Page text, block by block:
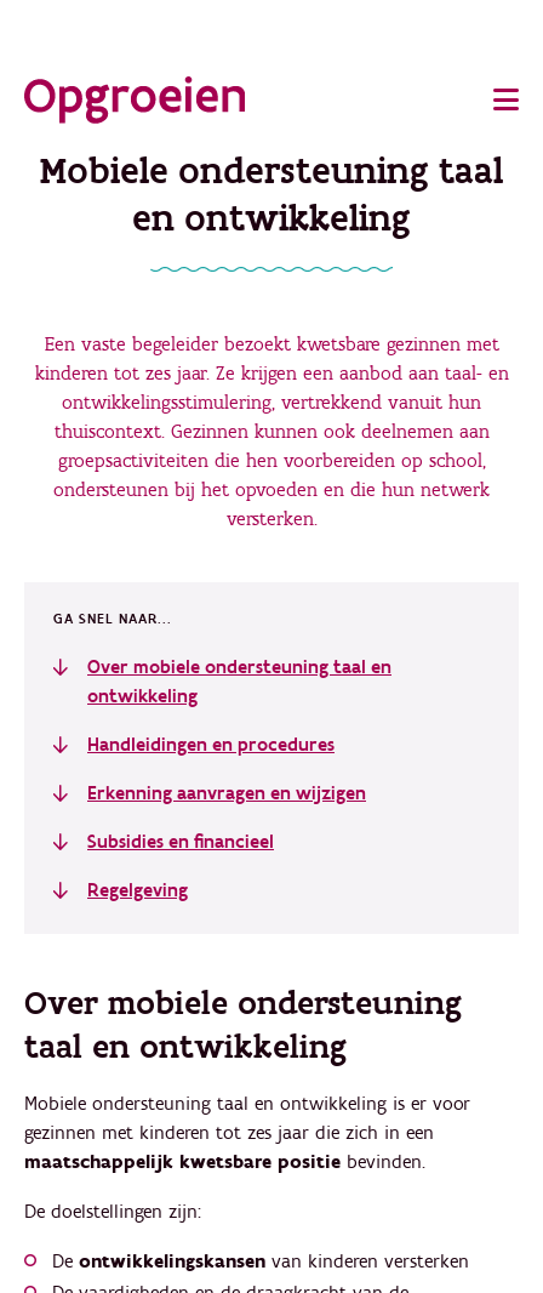
direct
hoofdinhoud
Main
navigation
Mobiele ondersteuning taal
en ontwikkeling
Een vaste begeleider bezoekt kwetsbare gezinnen met
kinderen tot zes jaar. Ze krijgen een aanbod aan taal- en
ontwikkelingsstimulering, vertrekkend vanuit hun
thuiscontext. Gezinnen kunnen ook deelnemen aan
groepsactiviteiten die hen voorbereiden op school,
ondersteunen bij het opvoeden en die hun netwerk
versterken.
GA SNEL NAAR...
Over mobiele ondersteuning taal en
ontwikkeling
Handleidingen en procedures
Erkenning aanvragen en wijzigen
Subsidies en financieel
Regelgeving
Over mobiele ondersteuning
taal en ontwikkeling
Mobiele ondersteuning taal en ontwikkeling is er voor
gezinnen met kinderen tot zes jaar die zich in een
maatschappelijk kwetsbare positie bevinden.
De doelstellingen zijn:
De ontwikkelingskansen van kinderen versterken